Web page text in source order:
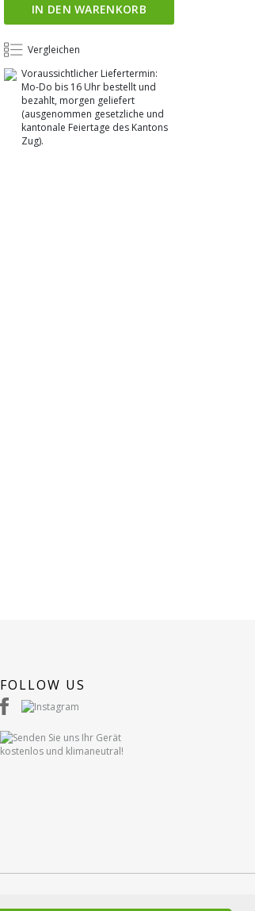
IN DEN WARENKORB
Vergleichen
Voraussichtlicher Liefertermin:
Mo-Do bis 16 Uhr bestellt und
bezahlt, morgen geliefert
(ausgenommen gesetzliche und
kantonale Feiertage des Kantons
Zug).
FOLLOW US